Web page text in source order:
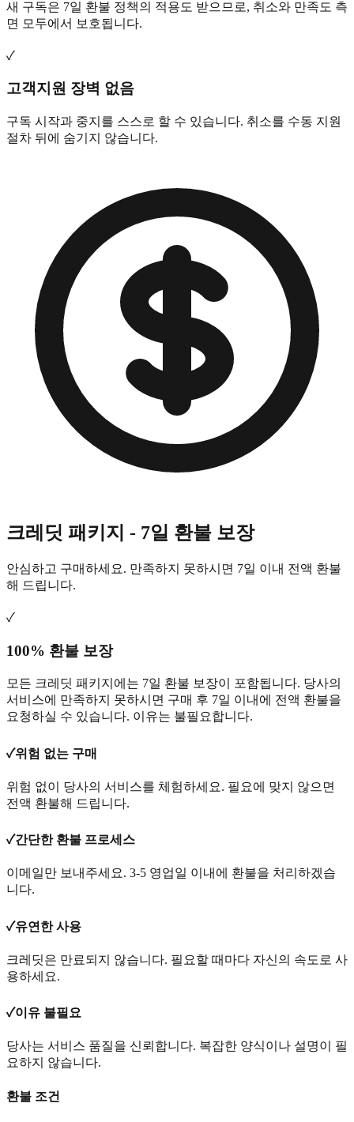
새 구독은 7일 환불 정책의 적용도 받으므로, 취소와 만족도 측
면 모두에서 보호됩니다.
✓
고객지원 장벽 없음
구독 시작과 중지를 스스로 할 수 있습니다. 취소를 수동 지원
절차 뒤에 숨기지 않습니다.
크레딧 패키지 - 7일 환불 보장
안심하고 구매하세요. 만족하지 못하시면 7일 이내 전액 환불
해 드립니다.
✓
100% 환불 보장
모든 크레딧 패키지에는 7일 환불 보장이 포함됩니다. 당사의
서비스에 만족하지 못하시면 구매 후 7일 이내에 전액 환불을
요청하실 수 있습니다. 이유는 불필요합니다.
✓위험 없는 구매
위험 없이 당사의 서비스를 체험하세요. 필요에 맞지 않으면
전액 환불해 드립니다.
✓간단한 환불 프로세스
이메일만 보내주세요. 3-5 영업일 이내에 환불을 처리하겠습
니다.
✓유연한 사용
크레딧은 만료되지 않습니다. 필요할 때마다 자신의 속도로 사
용하세요.
✓이유 불필요
당사는 서비스 품질을 신뢰합니다. 복잡한 양식이나 설명이 필
요하지 않습니다.
환불 조건